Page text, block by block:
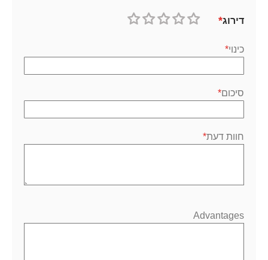
דירוג
כינוי
סיכום
חוות דעת
Advantages